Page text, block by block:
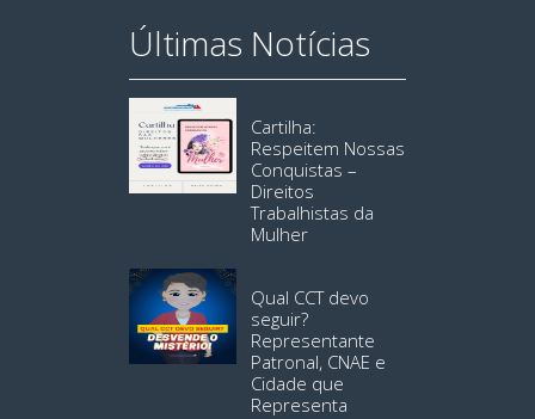
Últimas Notícias
Cartilha:
Respeitem Nossas
Conquistas –
Direitos
Trabalhistas da
Mulher
Qual CCT devo
seguir?
Representante
Patronal, CNAE e
Cidade que
Representa